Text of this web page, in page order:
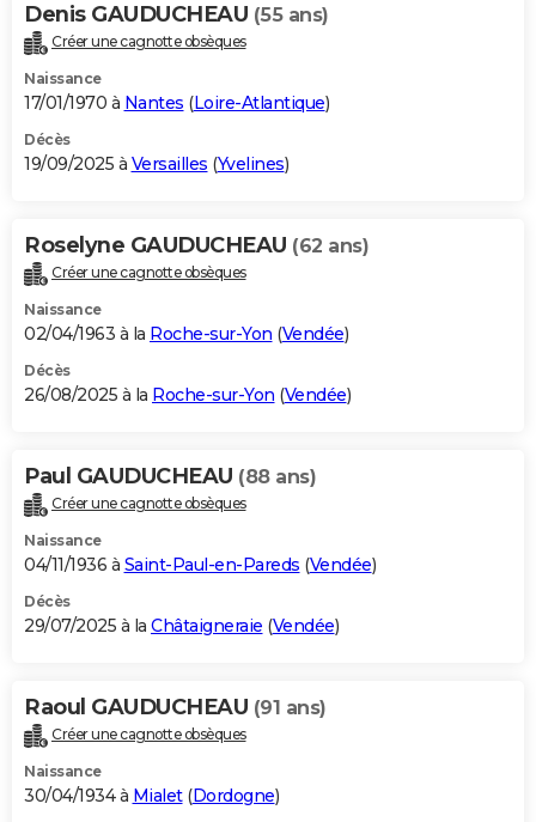
Denis GAUDUCHEAU (55 ans)
Créer une cagnotte obsèques
Naissance
17/01/1970 à Nantes (Loire-Atlantique)
Décès
19/09/2025 à Versailles (Yvelines)
Roselyne GAUDUCHEAU (62 ans)
Créer une cagnotte obsèques
Naissance
02/04/1963 à la Roche-sur-Yon (Vendée)
Décès
26/08/2025 à la Roche-sur-Yon (Vendée)
Paul GAUDUCHEAU (88 ans)
Créer une cagnotte obsèques
Naissance
04/11/1936 à Saint-Paul-en-Pareds (Vendée)
Décès
29/07/2025 à la Châtaigneraie (Vendée)
Raoul GAUDUCHEAU (91 ans)
Créer une cagnotte obsèques
Naissance
30/04/1934 à Mialet(Dordogne)